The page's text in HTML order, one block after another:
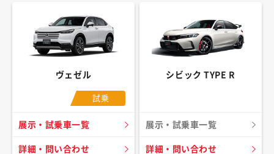
ヴェゼル
試乗
展示・試乗車一覧
詳細・問い合わせ
シビック TYPE R
展示・試乗車一覧
詳細・問い合わせ